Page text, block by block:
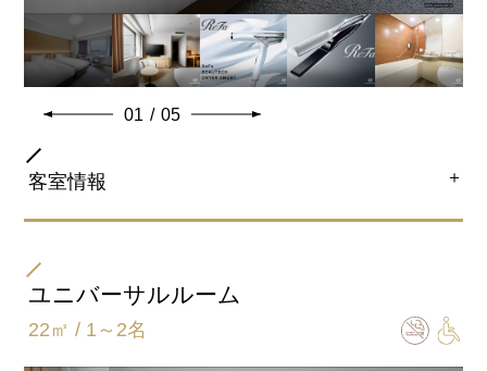
01 / 05
客室情報 ＋
ツイン
ユニバーサルルーム
22㎡ / 1～2名